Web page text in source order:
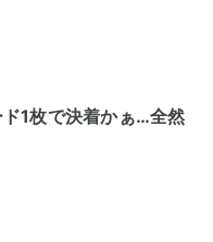
1枚で決着かぁ…全然